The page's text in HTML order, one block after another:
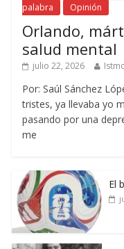
palabra
Opinión
Orlando,
salud mental
julio 22, 2026
Por: Saúl Sánchez
tristes, ya llevaba yo
pasando por una
me
El